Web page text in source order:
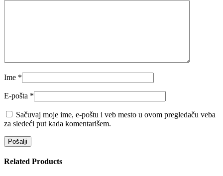
Ime *
E-pošta *
Sačuvaj moje ime, e-poštu i veb mesto u ovom pregledaču veba
za sledeći put kada komentarišem.
Related Products